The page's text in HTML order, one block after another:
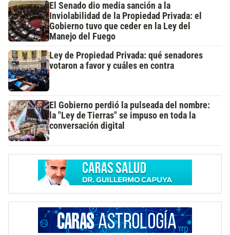
El Senado dio media sanción a la
Inviolabilidad de la Propiedad Privada: el
Gobierno tuvo que ceder en la Ley del
Manejo del Fuego
Ley de Propiedad Privada: qué senadores
votaron a favor y cuáles en contra
El Gobierno perdió la pulseada del nombre:
la "Ley de Tierras" se impuso en toda la
conversación digital